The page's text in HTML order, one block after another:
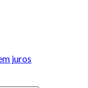
juros